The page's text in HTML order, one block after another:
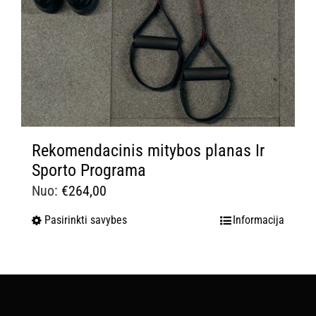
Rekomendacinis mitybos planas Ir
Sporto Programa
Nuo: €264,00
Pasirinkti savybes Informacija